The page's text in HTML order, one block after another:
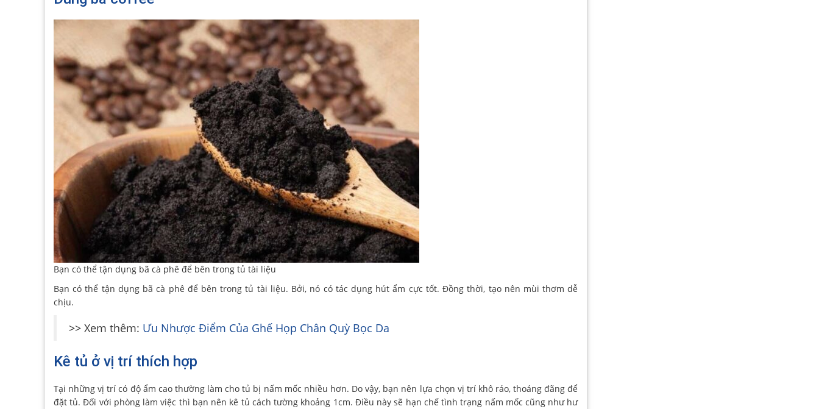
Bạn có thể tận dụng bã cà phê để bên trong tủ tài liệu
Bạn có thể tận dụng bã cà phê để bên trong tủ tài liệu. Bởi, nó có tác dụng hút ẩm cực tốt. Đồng thời, tạo nên mùi thơm dễ
chịu.
>> Xem thêm: Ưu Nhược Điểm Của Ghế Họp Chân Quỳ Bọc Da
Kê tủ ở vị trí thích hợp
Tại những vị trí có độ ẩm cao thường làm cho tủ bị nấm mốc nhiều hơn. Do vậy, bạn nên lựa chọn vị trí khô ráo, thoáng đãng để
đặt tủ. Đối với phòng làm việc thì bạn nên kê tủ cách tường khoảng 1cm. Điều này sẽ hạn chế tình trạng nấm mốc cũng như hư